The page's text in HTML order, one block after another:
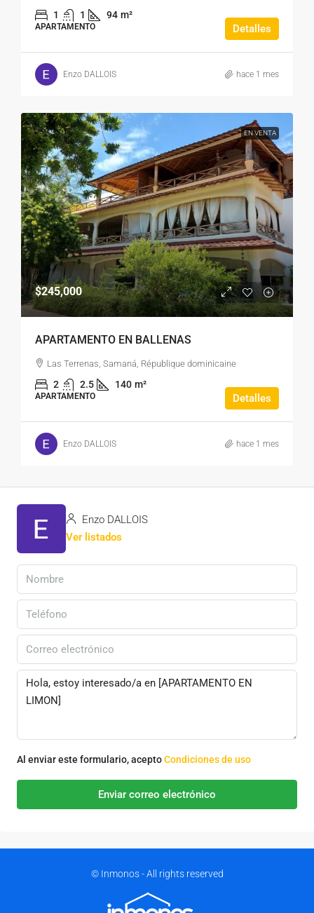
1 1 94 m²
APARTAMENTO Detalles
Enzo DALLOIS hace 1 mes
EN VENTA
$245,000
APARTAMENTO EN BALLENAS
Las Terrenas, Samaná, République dominicaine
2 2.5 140 m²
APARTAMENTO Detalles
Enzo DALLOIS hace 1 mes
Enzo DALLOIS
Ver listados
Al enviar este formulario, aceptoCondiciones de uso
Enviar correo electrónico
© Inmonos - All rights reserved